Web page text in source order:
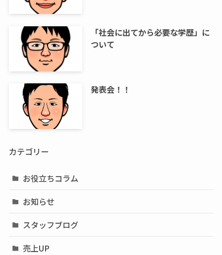
「社会に出てから必要な学歴」に
ついて
発表会！！
カテゴリー
お役立ちコラム
お知らせ
スタッフブログ
売上UP